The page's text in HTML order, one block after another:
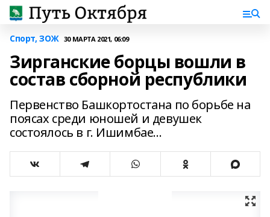
Спорт, ЗОЖ 30 МАРТА 2021, 06:09
Зирганские борцы вошли в
состав сборной республики
Первенство Башкортостана по борьбе на
поясах среди юношей и девушек
состоялось в г. Ишимбае...